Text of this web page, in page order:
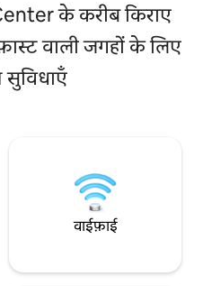
के करीब किराए
वाली जगहों के लिए
सुविधाएँ
वाईफ़ाई